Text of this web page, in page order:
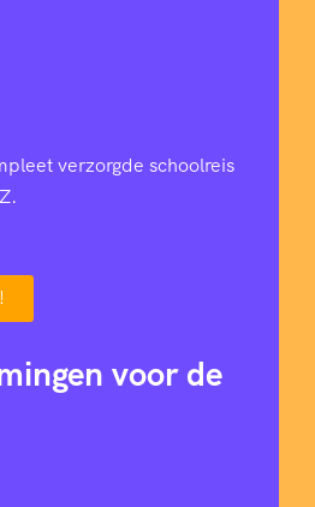
verzorgde schoolreis
voor de